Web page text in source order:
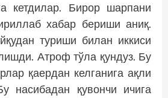
кетдилар. Бирор шарпани
хабар бериши аниқ.
туриши билан иккиси
Атроф тўла қундуз. Бу
қаердан келганига ақли
насибадан қувончи ичига